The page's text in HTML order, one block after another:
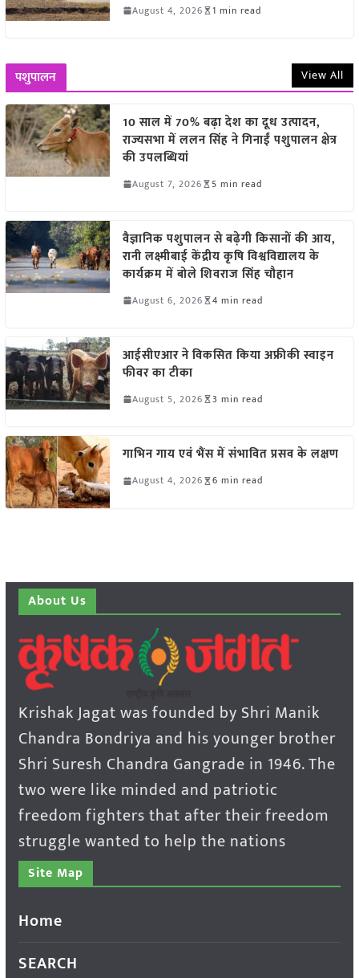
August 4, 2026 1 min read
पशुपालन View All
10 साल में 70% बढ़ा देश का दूध उत्पादन,
राज्यसभा में ललन सिंह ने गिनाईं पशुपालन क्षेत्र
की उपलब्धियां
August 7, 2026 5 min read
वैज्ञानिक पशुपालन से बढ़ेगी किसानों की आय,
रानी लक्ष्मीबाई केंद्रीय कृषि विश्वविद्यालय के
कार्यक्रम में बोले शिवराज सिंह चौहान
August 6, 2026 4 min read
आईसीएआर ने विकसित किया अफ्रीकी स्वाइन
फीवर का टीका
August 5, 2026 3 min read
गाभिन गाय एवं भैंस में संभावित प्रसव के लक्षण
August 4, 2026 6 min read
About Us
Krishak Jagat was founded by Shri Manik
Chandra Bondriya and his younger brother
Shri Suresh Chandra Gangrade in 1946. The
two were like minded and patriotic
freedom fighters that after their freedom
struggle wanted to help the nations
Site Map
Home
SEARCH